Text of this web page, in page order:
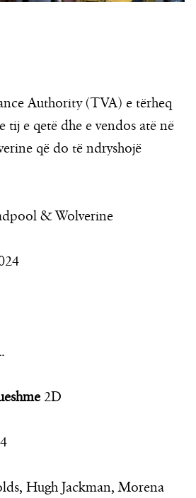
Authority (TVA) e tërheq
tij e qetë dhe e vendos atë në
që do të ndryshojë
& Wolverine
2D
Hugh Jackman, Morena